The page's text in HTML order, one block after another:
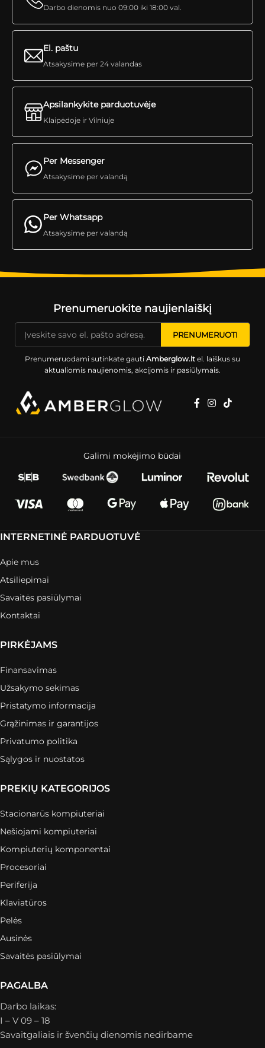
Darbo dienomis nuo 09:00 iki 18:00 val.
Per Messenger
Atsakysime per valandą
El. paštu
Atsakysime per 24 valandas
Apsilankykite parduotuvėje
Klaipėdoje ir Vilniuje
Per Whatsapp
Atsakysime per valandą
Prenumeruokite naujienlaiškį
Prenumeruodami sutinkate gauti Amberglow.ltel. laiškus su
aktualiomis naujienomis, akcijomis ir pasiūlymais.
Galimi mokėjimo būdai
INTERNETINĖ PARDUOTUVĖ
Apie mus
Atsiliepimai
Savaitės pasiūlymai
Kontaktai
PIRKĖJAMS
Finansavimas
Užsakymo sekimas
Pristatymo informacija
Grąžinimas ir garantijos
Privatumo politika
Sąlygos ir nuostatos
PREKIŲ KATEGORIJOS
Stacionarūs kompiuteriai
Nešiojami kompiuteriai
Kompiuterių komponentai
Procesoriai
Periferija
Klaviatūros
Pelės
Ausinės
Savaitės pasiūlymai
PAGALBA
Darbo laikas:
I – V 09 – 18
Savaitgaliais ir švenčių dienomis nedirbame